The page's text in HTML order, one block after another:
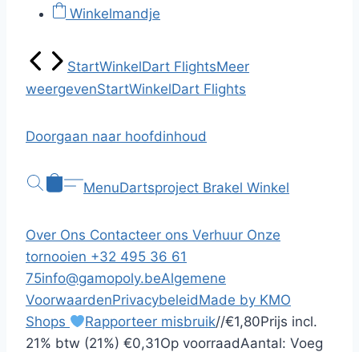
Winkelmandje
StartWinkelDart FlightsMeer
weergevenStartWinkelDart Flights
Doorgaan naar hoofdinhoud
MenuDartsproject Brakel Winkel
Over Ons Contacteer ons Verhuur Onze
tornooien +32 495 36 61
75info@gamopoly.beAlgemene
VoorwaardenPrivacybeleidMade by KMO
Shops
Rapporteer misbruik//€1,80Prijs incl.
21% btw (21%) €0,31Op voorraadAantal: Voeg